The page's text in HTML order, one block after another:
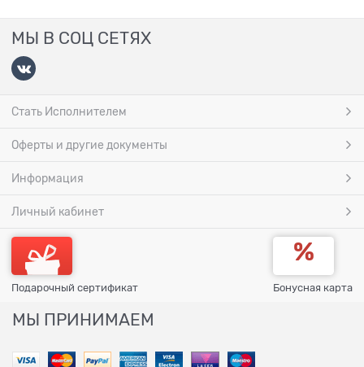
МЫ В СОЦ СЕТЯХ
Стать Исполнителем
Оферты и другие документы
Информация
Личный кабинет
Подарочный сертификат Бонусная карта
МЫ ПРИНИМАЕМ